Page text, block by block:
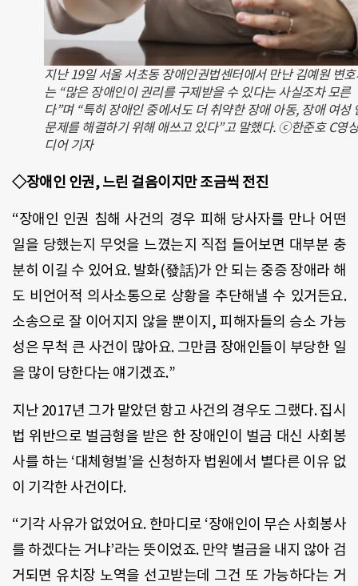
지난 19일 서울 서초동 장애인권법센터에서 만난 김예원 변호
는 “많은 장애인이 권리를 구제받을 수 있다는 사실조차 모른
다”며 “특히 장애인 중에서도 더 취약한 장애 아동, 장애 여성
문제를 해결하기 위해 애쓰고 있다”고 말했다. ⓒ한준호 C영
디어 기자
◇장애인 인권, 느린 걸음이지만 조금씩 전진
“장애인 인권 침해 사건의 경우 피해 당사자를 만나 어떤
일을 당했는지 무엇을 느꼈는지 직접 들어보면 대부분 충
분히 이길 수 있어요. 발화(發話)가 안 되는 중증 장애라 해
도 비언어적 의사소통으로 상황을 추단해낼 수 있거든요.
소송으로 잘 이어지지 않을 뿐이지, 피해자들의 승소 가능
성은 무척 큰 사건이 많아요. 그만큼 장애인들이 부당한 일
을 많이 당한다는 얘기겠죠.”
지난 2017년 그가 맡았던 항고 사건의 경우도 그랬다. 집시
법 위반으로 벌금형을 받은 한 장애인이 벌금 대신 사회봉
사를 하는 ‘대체형벌’을 신청하자 법원에서 별다른 이유 없
이 기각한 사건이다.
“기각 사유가 없었어요. 한마디로 ‘장애인이 무슨 사회봉사
를 하겠다는 거냐’라는 뜻이었죠. 만약 벌금을 내지 않아 검
거되면 유치장 노역을 선고받는데 그건 또 가능하다는 거